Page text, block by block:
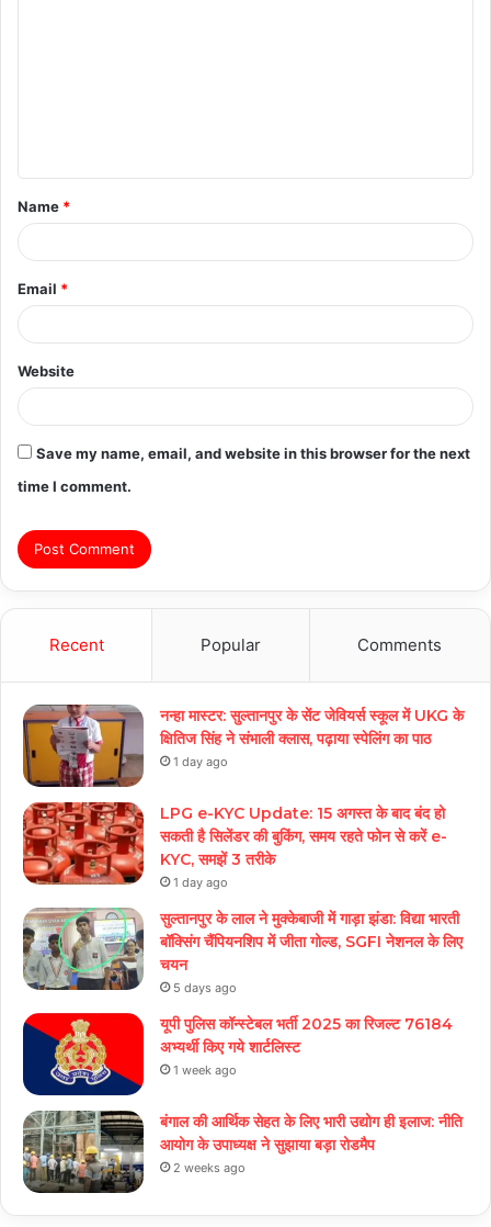
t
*
Name *
Email *
Website
Save my name, email, and website in this browser for the next
time I comment.
Recent Popular Comments
नन्हा मास्टर: सुल्तानपुर के सेंट जेवियर्स स्कूल में UKG के
क्षितिज सिंह ने संभाली क्लास, पढ़ाया स्पेलिंग का पाठ
1 day ago
LPG e-KYC Update: 15 अगस्त के बाद बंद हो
सकती है सिलेंडर की बुकिंग, समय रहते फोन से करें e-
KYC, समझें 3 तरीके
1 day ago
सुल्तानपुर के लाल ने मुक्केबाजी में गाड़ा झंडा: विद्या भारती
बॉक्सिंग चैंपियनशिप में जीता गोल्ड, SGFI नेशनल के लिए
चयन
5 days ago
यूपी पुलिस कॉन्स्टेबल भर्ती 2025 का रिजल्ट 76184
अभ्यर्थी किए गये शार्टलिस्ट
1 week ago
बंगाल की आर्थिक सेहत के लिए भारी उद्योग ही इलाज: नीत‌ि
आयोग के उपाध्यक्ष ने सुझाया बड़ा रोडमैप
2 weeks ago